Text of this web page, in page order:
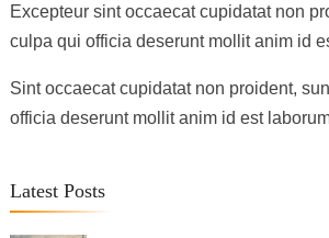
Excepteur sint occaecat cupidatat non
culpa qui officia deserunt mollit anim id
Sint occaecat cupidatat non proident,
officia deserunt mollit anim id est
Latest Posts